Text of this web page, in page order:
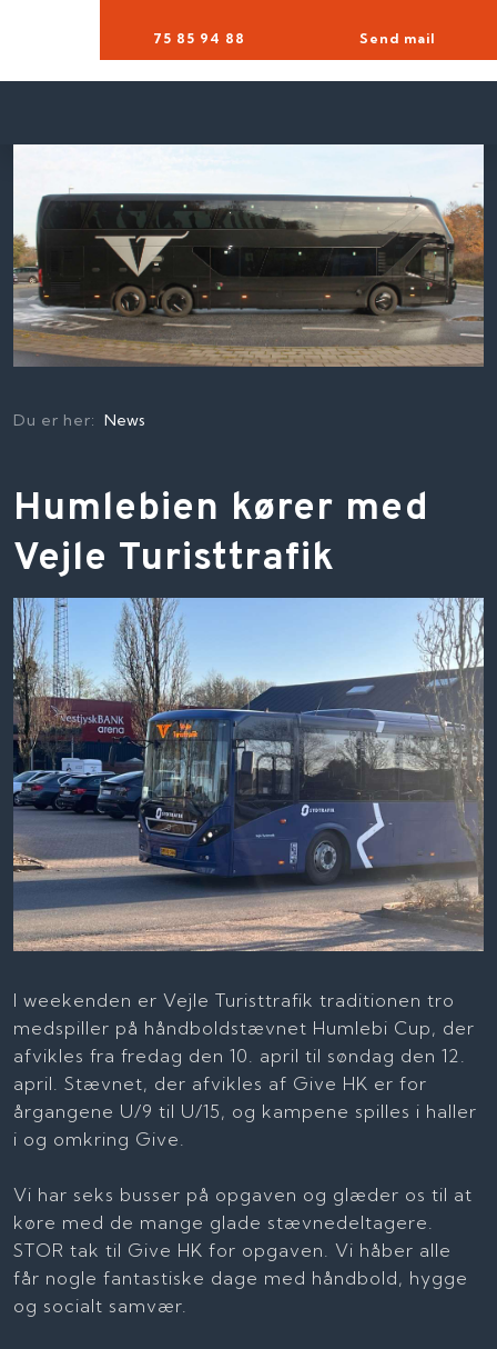
75 85 94 88​ Send mail
Du er her:News
​Humlebien kører med
Vejle Turisttrafik
I weekenden er Vejle Turisttrafik traditionen tro
medspiller på håndboldstævnet Humlebi Cup, der
afvikles fra fredag den 10. april til søndag den 12.
april. Stævnet, der afvikles af Give HK er for
årgangene U/9 til U/15, og kampene spilles i haller
i og omkring Give.
Vi har seks busser på opgaven og glæder os til at
køre med de mange glade stævnedeltagere.
STOR tak til Give HK for opgaven. Vi håber alle
får nogle fantastiske dage med håndbold, hygge
og socialt samvær.